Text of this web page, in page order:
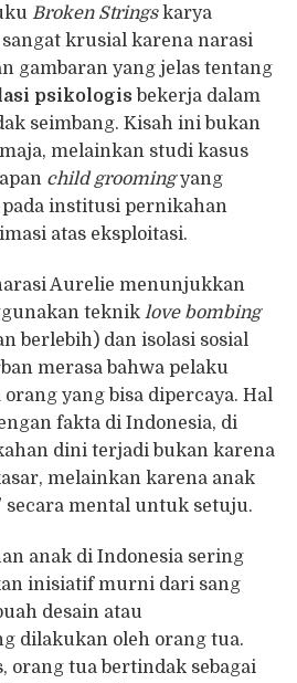
Broken Stringskarya
krusial karena narasi
gambaran yang jelas tentang
psikologis bekerja dalam
seimbang. Kisah ini bukan
melainkan studi kasus
child groomingyang
institusi pernikahan
atas eksploitasi.
Aurelie menunjukkan
teknik love bombing
berlebih) dan isolasi sosial
merasa bahwa pelaku
yang bisa dipercaya. Hal
fakta di Indonesia, di
dini terjadi bukan karena
melainkan karena anak
secara mental untuk setuju.
anak di Indonesia sering
inisiatif murni dari sang
desain atau
dilakukan oleh orang tua.
orang tua bertindak sebagai